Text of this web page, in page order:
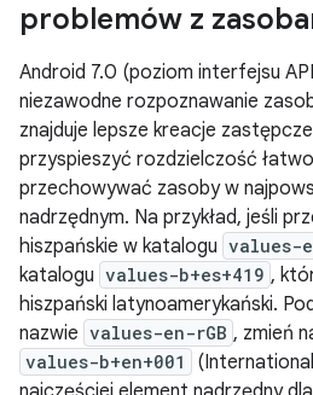
problemów z
Android 7.0 (poziom interfejsu
niezawodne rozpoznawanie
znajduje lepsze kreacje
przyspieszyć rozdzielczość
przechowywać zasoby w
nadrzędnym. Na przykład, jeśli
hiszpańskie w katalogu values-
katalogu values-b+es+419 ,
hiszpański latynoamerykański.
nazwie values-en-rGB , zmień
values-b+en+001